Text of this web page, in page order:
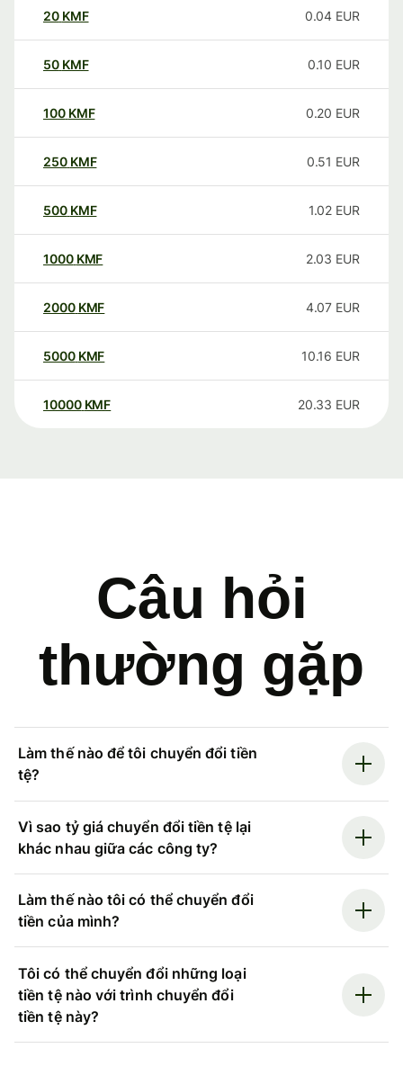
20 KMF 0.04 EUR
50 KMF 0.10 EUR
100 KMF 0.20 EUR
250 KMF 0.51 EUR
500 KMF 1.02 EUR
1000 KMF 2.03 EUR
2000 KMF 4.07 EUR
5000 KMF 10.16 EUR
10000 KMF 20.33 EUR
Câu hỏi
thường gặp
Làm thế nào để tôi chuyển đổi tiền
tệ?
Vì sao tỷ giá chuyển đổi tiền tệ lại
khác nhau giữa các công ty?
Làm thế nào tôi có thể chuyển đổi
tiền của mình?
Tôi có thể chuyển đổi những loại
tiền tệ nào với trình chuyển đổi
tiền tệ này?